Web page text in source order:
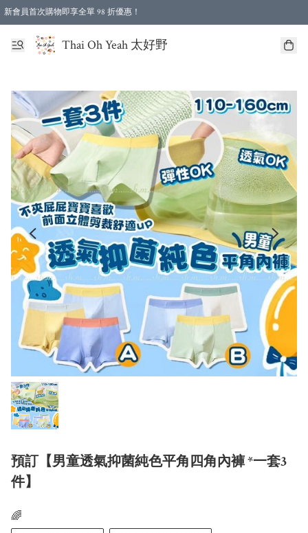
新會員首次購物即享全單 98 折優惠！
特選會員可享全單低至 96 折優惠！
Thai Oh Yeah 太好野
預訂【男童透氣抑菌純色平角四角內褲 *一套3
件】
🌈